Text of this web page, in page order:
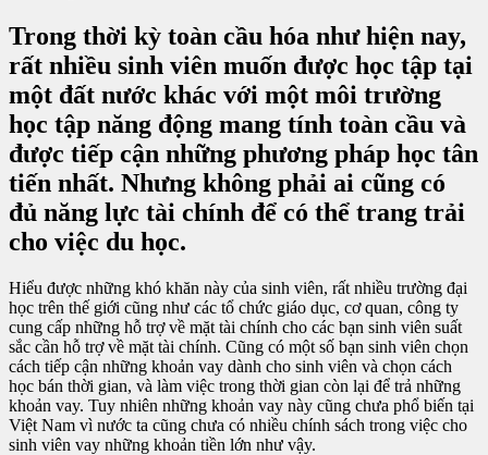
Trong thời kỳ toàn cầu hóa như hiện nay,
rất nhiều sinh viên muốn được học tập tại
một đất nước khác với một môi trường
học tập năng động mang tính toàn cầu và
được tiếp cận những phương pháp học tân
tiến nhất. Nhưng không phải ai cũng có
đủ năng lực tài chính để có thể trang trải
cho việc du học.
Hiểu được những khó khăn này của sinh viên, rất nhiều trường đại
học trên thế giới cũng như các tổ chức giáo dục, cơ quan, công ty
cung cấp những hỗ trợ về mặt tài chính cho các bạn sinh viên suất
sắc cần hỗ trợ về mặt tài chính. Cũng có một số bạn sinh viên chọn
cách tiếp cận những khoản vay dành cho sinh viên và chọn cách
học bán thời gian, và làm việc trong thời gian còn lại để trả những
khoản vay. Tuy nhiên những khoản vay này cũng chưa phổ biến tại
Việt Nam vì nước ta cũng chưa có nhiều chính sách trong việc cho
sinh viên vay những khoản tiền lớn như vậy.